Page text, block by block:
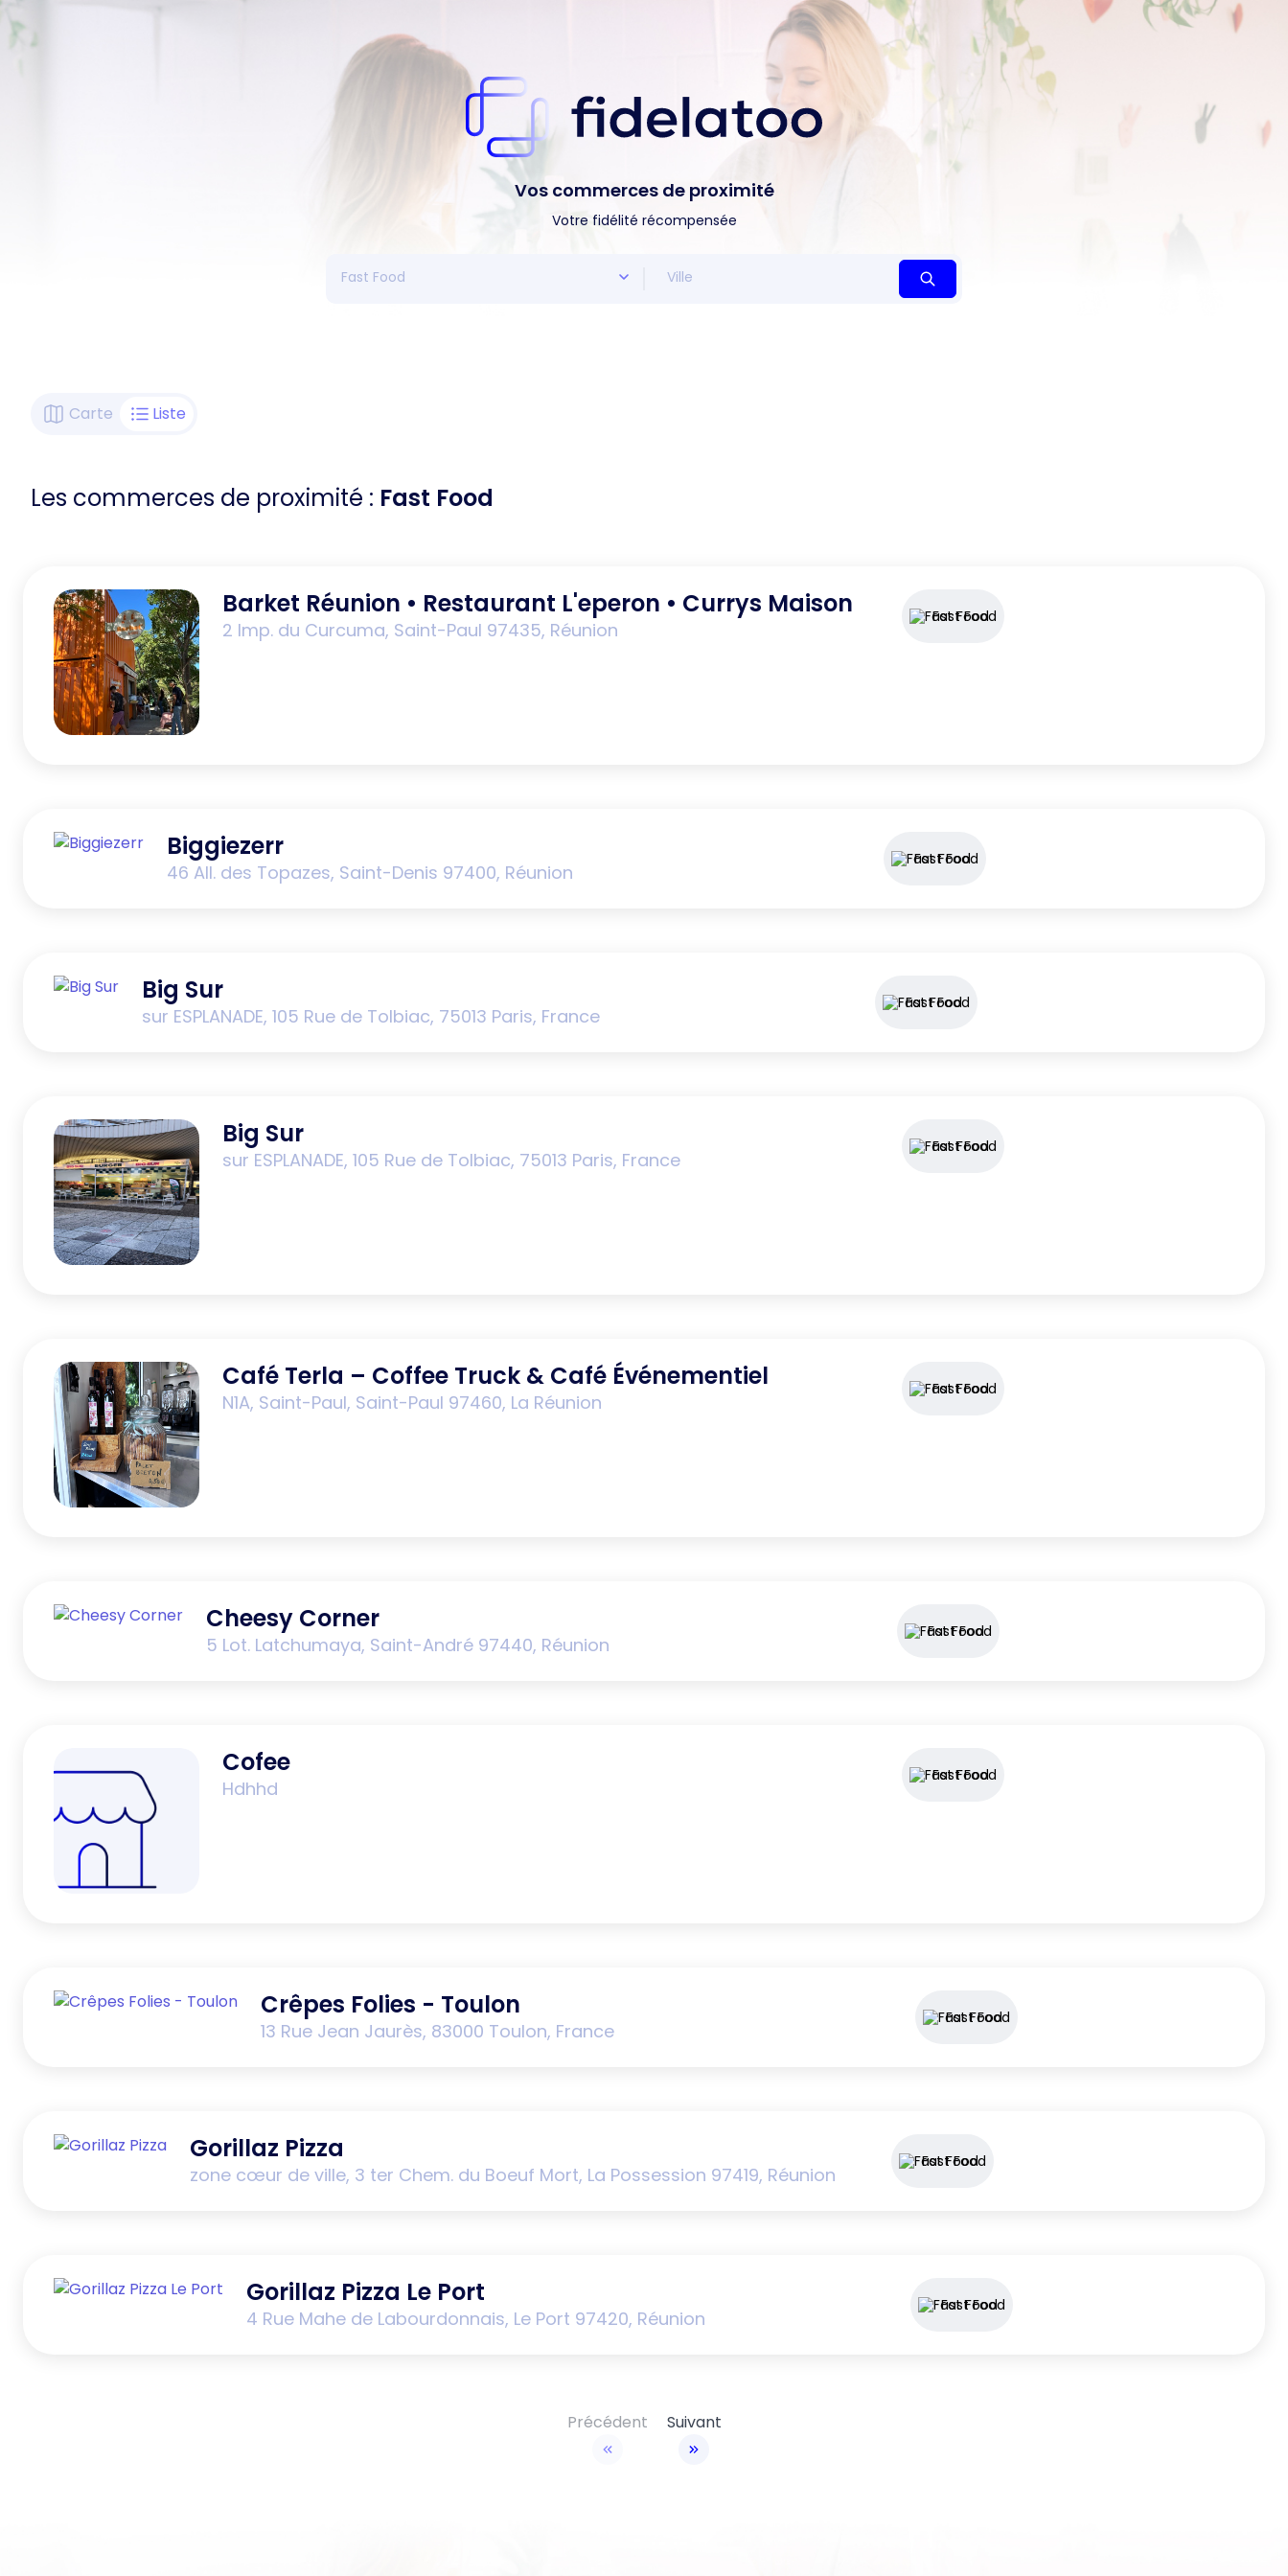
Vos commerces de proximité
Votre fidélité récompensée
Carte Liste
Les commerces de proximité : Fast Food
Barket Réunion • Restaurant L'eperon • Currys Maison
2 Imp. du Curcuma, Saint-Paul 97435, Réunion
Fast Food
Biggiezerr
46 All. des Topazes, Saint-Denis 97400, Réunion
Fast Food
Big Sur
sur ESPLANADE, 105 Rue de Tolbiac, 75013 Paris, France
Fast Food
Big Sur
sur ESPLANADE, 105 Rue de Tolbiac, 75013 Paris, France
Fast Food
Café Terla – Coffee Truck & Café Événementiel
N1A, Saint-Paul, Saint-Paul 97460, La Réunion
Fast Food
Cheesy Corner
5 Lot. Latchumaya, Saint-André 97440, Réunion
Fast Food
Cofee
Hdhhd
Fast Food
Crêpes Folies - Toulon
13 Rue Jean Jaurès, 83000 Toulon, France
Fast Food
Gorillaz Pizza
zone cœur de ville, 3 ter Chem. du Boeuf Mort, La Possession 97419, Réunion
Fast Food
Gorillaz Pizza Le Port
4 Rue Mahe de Labourdonnais, Le Port 97420, Réunion
Fast Food
Précédent Suivant